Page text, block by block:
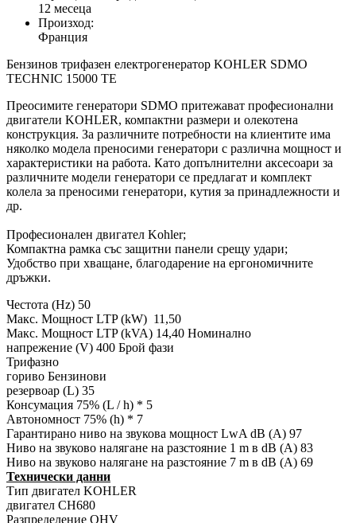
12 месеца
Произход:
Франция
Бензинов трифазен електрогенератор KOHLER SDMO
TECHNIC 15000 ТЕ
Преосимите генератори SDMO притежават професионални
двигатели KOHLER, компактни размери и олекотена
конструкция. За различните потребности на клиентите има
няколко модела преносими генератори с различна мощност и
характеристики на работа. Като допълнителни аксесоари за
различните модели генератори се предлагат и комплект
колела за преносими генератори, кутия за принадлежности и
др.
Професионален двигател Kohler;
Компактна рамка със защитни панели срещу удари;
Удобство при хващане, благодарение на ергономичните
дръжки.
Честота (Hz) 50
Макс. Мощност LTP (kW) 11,50
Макс. Мощност LTP (kVA) 14,40 Номинално
напрежение (V) 400 Брой фази
Трифазно
гориво Бензинови
резервоар (L) 35
Консумация 75% (L / h) * 5
Автономност 75% (h) * 7
Гарантирано ниво на звукова мощност LwA dB (A) 97
Ниво на звуково налягане на разстояние 1 m в dB (A) 83
Ниво на звуково налягане на разстояние 7 m в dB (A) 69
Технически данни
Тип двигател KOHLER
двигател CH680
Разпределение OHV